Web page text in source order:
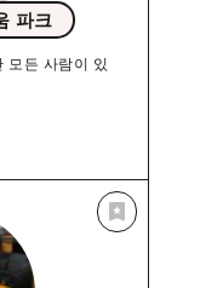
파크
모든 사람이 있